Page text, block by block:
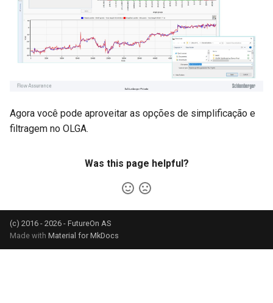
Agora você pode aproveitar as opções de simplificação e
filtragem no OLGA.
Was this page helpful?
(c) 2016 - 2026 - FutureOn AS
Made with Material for MkDocs